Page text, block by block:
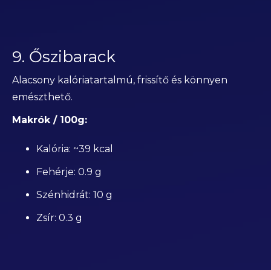
9. Őszibarack
Alacsony kalóriatartalmú, frissítő és könnyen
emészthető.
Makrók / 100g:
Kalória: ~39 kcal
Fehérje: 0.9 g
Szénhidrát: 10 g
Zsír: 0.3 g